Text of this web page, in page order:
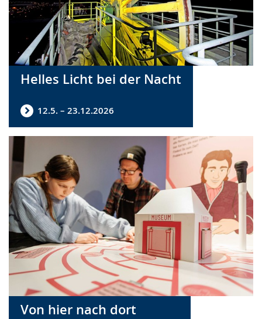
Helles Licht bei der Nacht
12.5. – 23.12.2026
Von hier nach dort